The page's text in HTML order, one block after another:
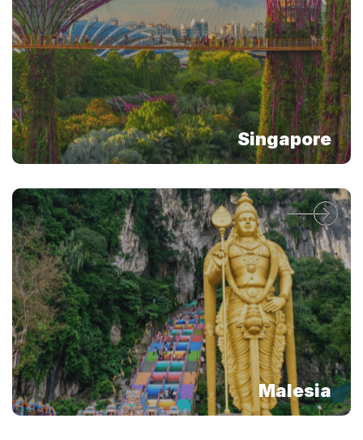
Singapore
Malesia